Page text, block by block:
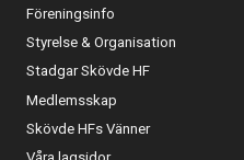
Föreningsinfo
Styrelse & Organisation
Stadgar Skövde HF
Medlemsskap
Skövde HFs Vänner